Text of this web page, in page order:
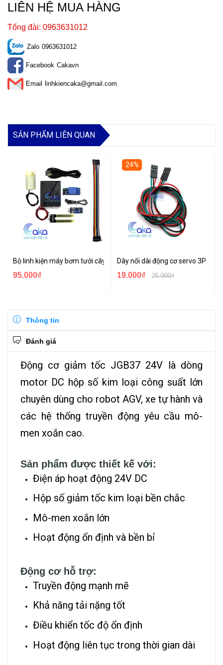
LIÊN HỆ MUA HÀNG
Tổng đài: 0963631012
Zalo 0963631012
Facebook Cakavn
Email linhkiencaka@gmail.com
SẢN PHẨM LIÊN QUAN
Bộ linh kiện máy bơm tưới cây tự động mini
95.000₫
24%
Dây nối dài động cơ servo 3P
19.000₫ 25.000₫
Thông tin
Đánh giá
Động cơ giảm tốc JGB37 24V là dòng
motor DC hộp số kim loại công suất lớn
chuyên dùng cho robot AGV, xe tự hành và
các hệ thống truyền động yêu cầu mô-
men xoắn cao.
Sản phẩm được thiết kế với:
Điện áp hoạt động 24V DC
Hộp số giảm tốc kim loại bền chắc
Mô-men xoắn lớn
Hoạt động ổn định và bền bỉ
Động cơ hỗ trợ:
Truyền động mạnh mẽ
Khả năng tải nặng tốt
Điều khiển tốc độ ổn định
Hoạt động liên tục trong thời gian dài